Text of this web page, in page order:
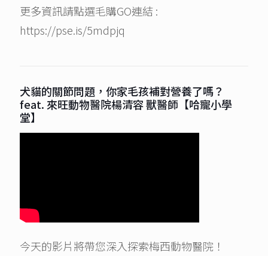
更多資訊請點選毛購GO連結 :
https://pse.is/5mdpjq
犬貓的關節問題，你家毛孩補對營養了嗎？
feat. 來旺動物醫院楊清容 獸醫師【哈寵小學
堂】
今天的影片將帶您深入探索梅西動物醫院！